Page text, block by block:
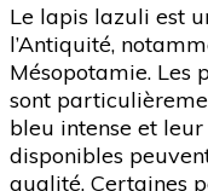
Le lapis lazuli est
l’Antiquité,
Mésopotamie. Les
sont
bleu intense et
disponibles
qualité. Certaines